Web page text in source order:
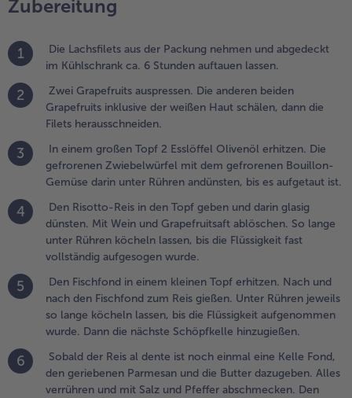
Fischfond
Topf
Nach
nach den
zum
gießen.
Rühren
bis die
Dann
nächste
Zubereitung
1
Die Lachsfilets aus der Packung nehmen und abgedeckt
im Kühlschrank ca. 6 Stunden auftauen lassen.
2
Zwei Grapefruits auspressen. Die anderen beiden
Grapefruits inklusive der weißen Haut schälen, dann die
Filets herausschneiden.
3
In einem großen Topf 2 Esslöffel Olivenöl erhitzen. Die
gefrorenen Zwiebelwürfel mit dem gefrorenen Bouillon-
Gemüse darin unter Rühren andünsten, bis es aufgetaut ist.
4
Den Risotto-Reis in den Topf geben und darin glasig
dünsten. Mit Wein und Grapefruitsaft ablöschen. So lange
unter Rühren köcheln lassen, bis die Flüssigkeit fast
vollständig aufgesogen wurde.
5
Den Fischfond in einem kleinen Topf erhitzen. Nach und
nach den Fischfond zum Reis gießen. Unter Rühren jeweils
so lange köcheln lassen, bis die Flüssigkeit aufgenommen
wurde. Dann die nächste Schöpfkelle hinzugießen.
6
Sobald der Reis al dente ist noch einmal eine Kelle Fond,
den geriebenen Parmesan und die Butter dazugeben. Alles
verrühren und mit Salz und Pfeffer abschmecken. Den